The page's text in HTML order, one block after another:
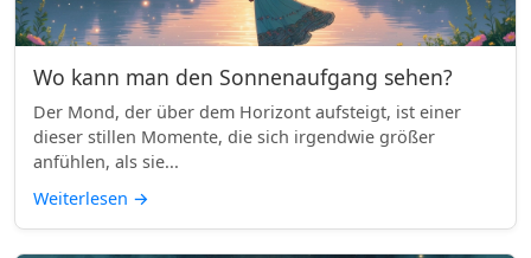
Wo kann man den Sonnenaufgang sehen?
Der Mond, der über dem Horizont aufsteigt, ist einer
dieser stillen Momente, die sich irgendwie größer
anfühlen, als sie...
Weiterlesen →